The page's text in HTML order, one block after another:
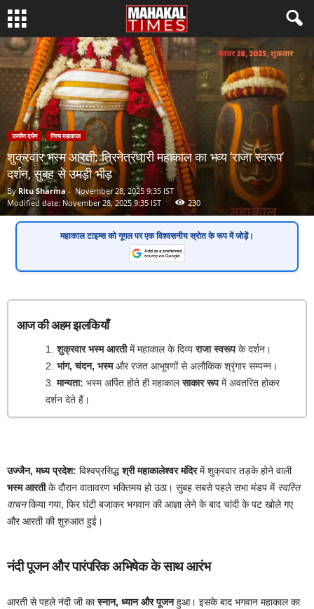
उज्जैन दर्पण नित्य महाकाल
शुक्रवार भस्म आरती: त्रिनेत्रधारी महाकाल का भव्य ‘राजा स्वरूप’
दर्शन, सुबह से उमड़ी भीड़
By Ritu Sharma- November 28, 2025 9:35 IST
Modified date: November 28, 2025 9:35 IST
230
महाकाल टाइम्सको गूगल पर एकविश्वसनीय स्रोतके रूप में जोड़ें।
आज की अहम झलकियाँ
शुक्रवार भस्म आरतीमें महाकाल के दिव्यराजा स्वरूपके दर्शन।
भांग, चंदन, भस्मऔर रजत आभूषणों से अलौकिक श्रृंगार सम्पन्न।
मान्यता: भस्म अर्पित होते ही महाकालसाकार रूपमें अवतरित होकर
दर्शन देते हैं।
उज्जैन, मध्य प्रदेश: विश्वप्रसिद्धश्री महाकालेश्वर मंदिरमें शुक्रवार तड़के होने वाली
भस्म आरतीके दौरान वातावरण भक्तिमय हो उठा। सुबह सबसे पहले सभा मंडप में स्वस्ति
वाचनकिया गया, फिर घंटी बजाकर भगवान की आज्ञा लेने के बाद चांदी के पट खोले गए
और आरती की शुरुआत हुई।
नंदी पूजन और पारंपरिक अभिषेक के साथ आरंभ
आरती से पहले नंदी जी कास्नान, ध्यान और पूजनहुआ। इसके बाद भगवान महाकाल का